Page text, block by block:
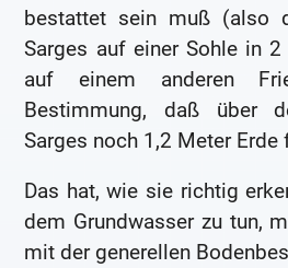
bestattet sein muß (also
Sarges auf einer Sohle in
auf einem anderen
Bestimmung, daß über
Sarges noch 1,2 Meter
Das hat, wie sie richtig
dem Grundwasser zu tun,
mit der generellen